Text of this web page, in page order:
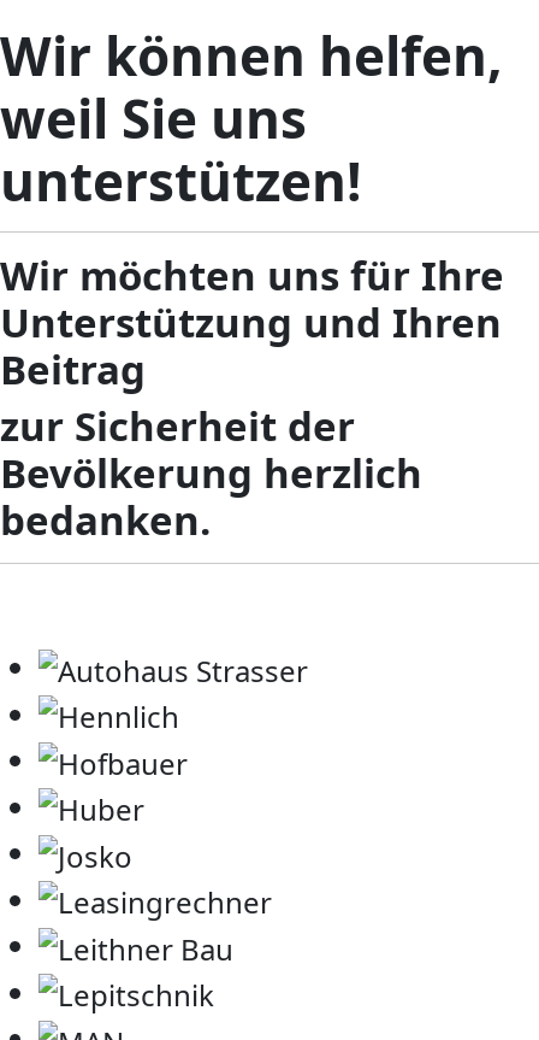
Wir können helfen,
weil Sie uns
unterstützen!
Wir möchten uns für Ihre
Unterstützung und Ihren
Beitrag
zur Sicherheit der
Bevölkerung herzlich
bedanken.